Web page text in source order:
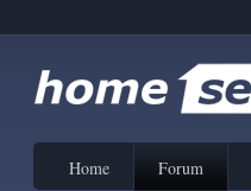
Home Forum